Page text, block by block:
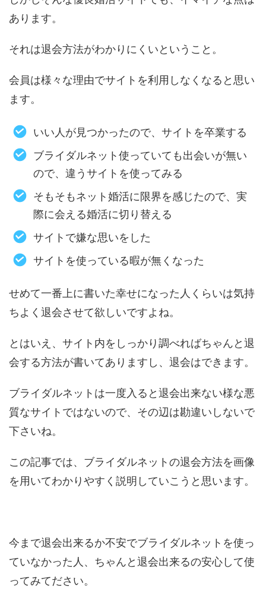
あります。
それは退会方法がわかりにくいということ。
会員は様々な理由でサイトを利用しなくなると思い
ます。
いい人が見つかったので、サイトを卒業する
ブライダルネット使っていても出会いが無い
ので、違うサイトを使ってみる
そもそもネット婚活に限界を感じたので、実
際に会える婚活に切り替える
サイトで嫌な思いをした
サイトを使っている暇が無くなった
せめて一番上に書いた幸せになった人くらいは気持
ちよく退会させて欲しいですよね。
とはいえ、サイト内をしっかり調べればちゃんと退
会する方法が書いてありますし、退会はできます。
ブライダルネットは一度入ると退会出来ない様な悪
質なサイトではないので、その辺は勘違いしないで
下さいね。
この記事では、ブライダルネットの退会方法を画像
を用いてわかりやすく説明していこうと思います。
今まで退会出来るか不安でブライダルネットを使っ
ていなかった人、ちゃんと退会出来るの安心して使
ってみてださい。